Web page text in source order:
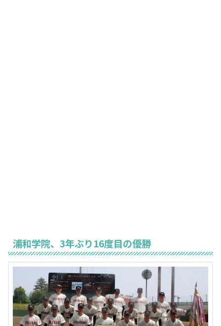
浦和学院、3年ぶり16度目の優勝